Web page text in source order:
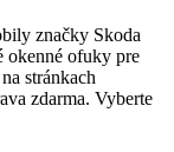
značky Skoda
okenné ofuky pre
stránkach
zdarma. Vyberte